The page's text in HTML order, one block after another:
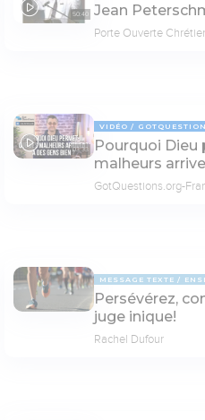
50:40 Jean
Porte Ouverte
03:33
VIDÉO
Pourquoi Dieu
malheurs
GotQuestions.org-
MESSAGE TEXTE
Persévérez,
juge inique!
Rachel Dufour